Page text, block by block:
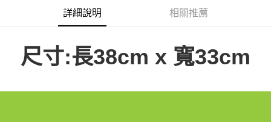
全家取貨付款
每筆NT$60，滿NT$399(含以上)免運費
付款後全家取貨
詳細說明 相關推薦
尺寸:長38cm x 寬33cm